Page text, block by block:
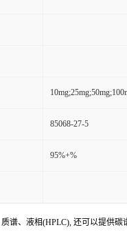
85068-27-5
95%+%
谱、液相(HPLC), 还可以提供